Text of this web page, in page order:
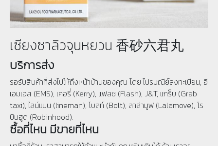
เซียงซาลิวจุนหยวน 香砂六君丸
บริการส่ง
รอรับสินค้าที่ส่งไปให้ถึงหน้าบ้านของคุณ โดย ไปรษณีย์ลงทะเบียน, อี
เอมเอส (EMS), เคอรี่ (Kerry), แฟลช (Flash), J&T, แกร็บ (Grab
taxi), ไลน์แมน (lineman), โบลท์ (Bolt), ลาล่ามูฟ (Lalamove), โร
บินฮูด (Robinhood).
ซื้อที่ไหน มีขายที่ไหน